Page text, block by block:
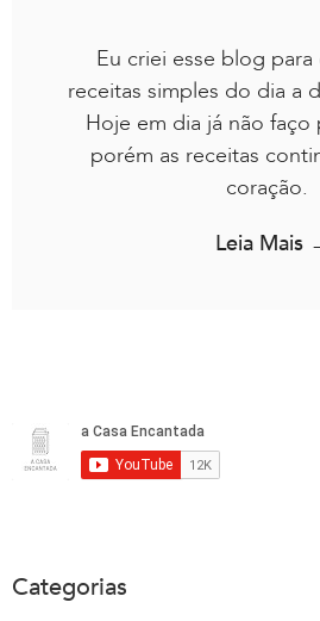
Eu criei esse blog
receitas simples do dia a
Hoje em dia já não
porém as receitas
coração.
Leia Mais
Categorias